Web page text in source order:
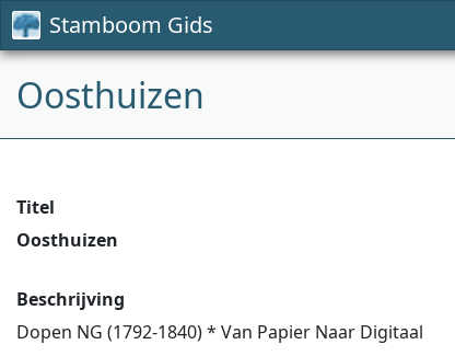
Stamboom Gids
Oosthuizen
Titel
Oosthuizen
Beschrijving
Dopen NG (1792-1840) * Van Papier Naar Digitaal